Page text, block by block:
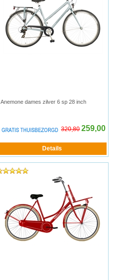
Anemone dames zilver 6 sp 28 inch
320,80 259,00